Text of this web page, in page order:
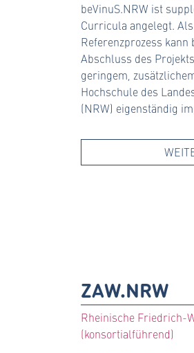
beVinuS.NRW ist
Curricula angelegt.
Referenzprozess kann
Abschluss des
geringem,
Hochschule des
(NRW) eigenständig
ZAW.NRW
Rheinische Friedrich-
(konsortialführend)